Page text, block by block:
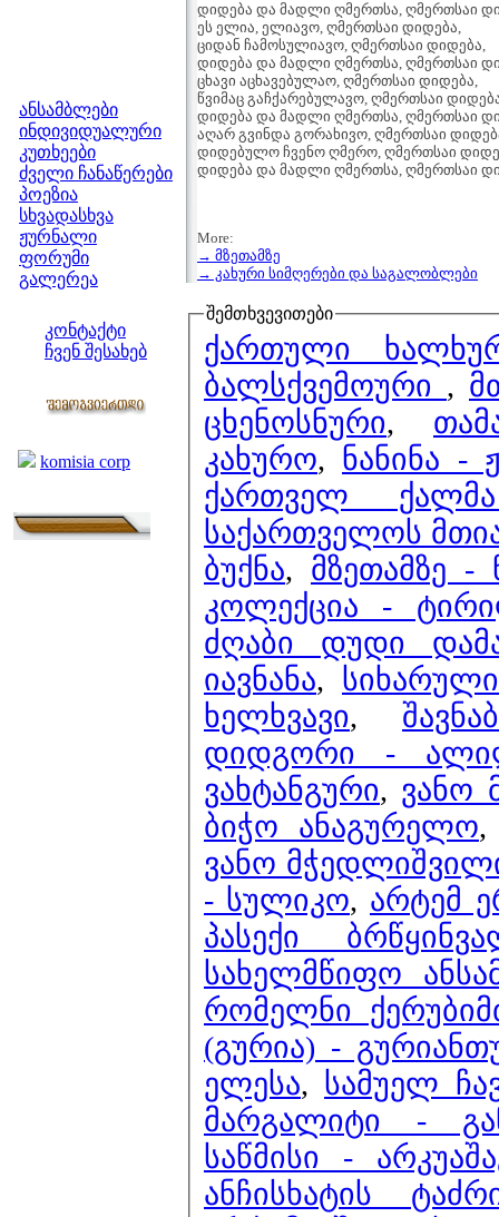
ანსამბლები
ინდივიდუალური
კუთხეები
ძველი ჩანაწერები
პოეზია
სხვადასხვა
ჟურნალი
ფორუმი
გალერეა
კონტაქტი
ჩვენ შესახებ
komisia corp
დიდება და მადლი ღმერთსა, ღმერთსაი
ეს ელია, ელიავო, ღმერთსაი დიდება,
ციდან ჩამოსულიავო, ღმერთსაი დიდება,
დიდება და მადლი ღმერთსა, ღმერთსაი
ცხავი აცხავებულაო, ღმერთსაი დიდება,
წვიმაც გაჩქარებულავო, ღმერთსაი
დიდება და მადლი ღმერთსა, ღმერთსაი
აღარ გვინდა გორახივო, ღმერთსაი
დიდებულო ჩვენო ღმერო, ღმერთსაი
დიდება და მადლი ღმერთსა, ღმერთსაი
More:
→ მზეთამზე
→ კახური სიმღერები და საგალობლები
შემთხვევითები
ქართული
ბალსქვემოური ,
ცხენოსნური,
კახურო, ნანინა -
ქართველ
საქართველოს
ბუქნა, მზეთამზე -
კოლექცია -
ძღაბი დუდი
იავნანა,
ხელხვავი,
დიდგორი -
ვახტანგური, ვანო
ბიჭო ანაგურელო
ვანო
- სულიკო, არტემ
პასექი
სახელმწიფო
რომელნი
(გურია) -
ელესა, სამუელ
მარგალიტი -
საწმისი -
ანჩისხატის